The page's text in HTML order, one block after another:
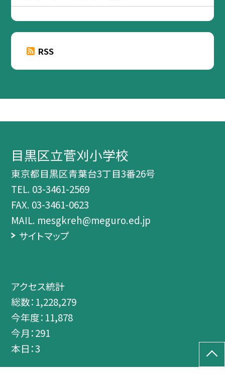
RSS
目黒区立菅刈小学校
東京都目黒区青葉台3丁目3番26号
TEL. 03-3461-2569
FAX. 03-3461-0623
MAIL. mesgkreh@meguro.ed.jp
サイトマップ
アクセス統計
総数： 1,228,279
今年度： 11,878
今月：291
本日：3